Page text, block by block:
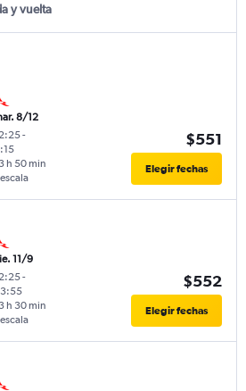
y vuelta
8/12
-
h 50 min
$551
Elegir fechas
11/9
-
h 30 min
$552
Elegir fechas